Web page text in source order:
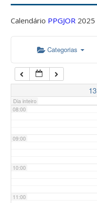
Calendário PPGJOR 2025
Categorias
13
Dia inteiro
05:00
07:00
08:00
09:00
10:00
11:00